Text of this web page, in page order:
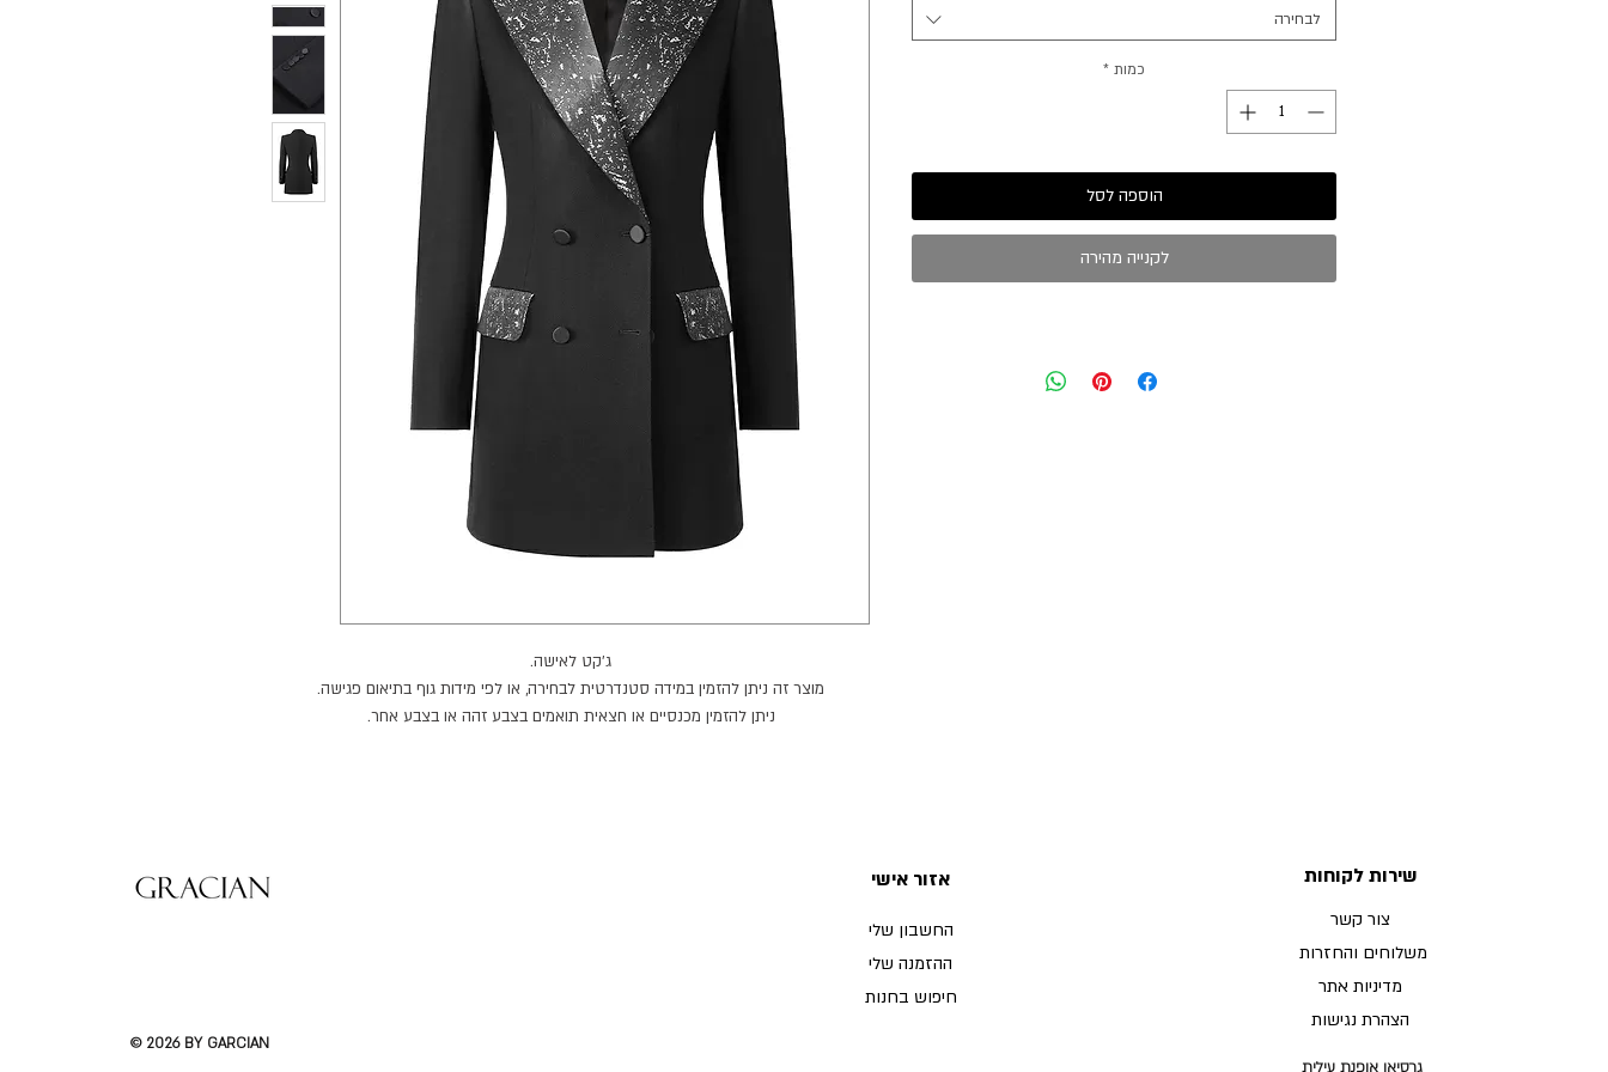
ג׳קט לאישה.
מוצר זה ניתן להזמין במידה סטנדרטית לבחירה, או לפי מידות גוף בתיאום פגישה.
ניתן להזמין מכנסיים או חצאית תואמים בצבע זהה או בצבע אחר.
לבחירה
כמות *
הוספה לסל
לקנייה מהירה
© 2026 BY GARCIAN
אזור אישי
החשבון שלי
ההזמנה שלי
חיפוש בחנות
שירות לקוחות
צור קשר
משלוחים והחזרות
מדיניות אתר
הצהרת נגישות
גרסיאן אופנת עילית